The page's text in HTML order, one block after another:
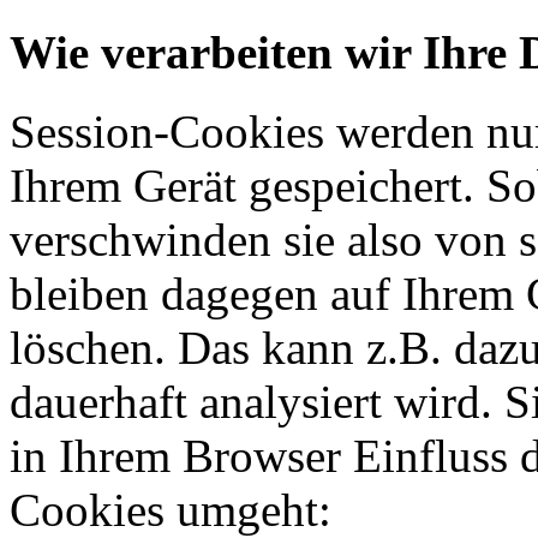
Wie verarbeiten wir Ihre
Session-Cookies werden
Ihrem Gerät gespeichert.
verschwinden sie also von
bleiben dagegen auf Ihrem
löschen. Das kann z.B.
dauerhaft analysiert wird.
in Ihrem Browser Einfluss
Cookies umgeht: